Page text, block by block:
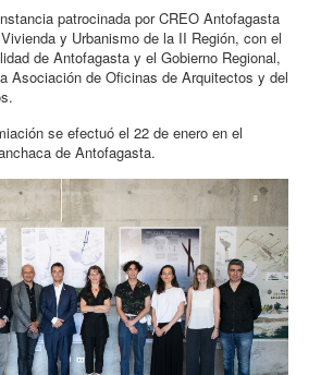
patrocinada por CREO Antofagasta
y Urbanismo de la II Región, con el
de Antofagasta y el Gobierno Regional,
Asociación de Oficinas de Arquitectos y del
se efectuó el 22 de enero en el
de Antofagasta.